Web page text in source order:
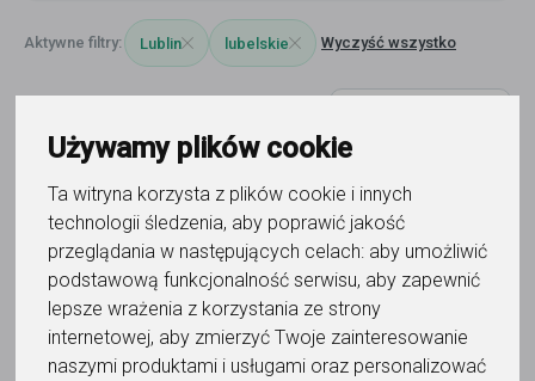
Używamy plików cookie
Ta witryna korzysta z plików cookie i innych
technologii śledzenia, aby poprawić jakość
przeglądania w następujących celach: aby umożliwić
podstawową funkcjonalność serwisu, aby zapewnić
lepsze wrażenia z korzystania ze strony
internetowej, aby zmierzyć Twoje zainteresowanie
naszymi produktami i usługami oraz personalizować
Lublin lubelskie Wyczyść wszystko
fizyka
Edualy - korepetycje